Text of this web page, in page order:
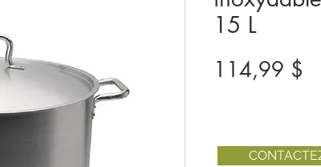
15 L
114,99 $